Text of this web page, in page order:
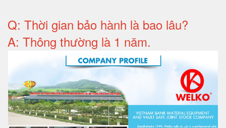
Q: Thời gian bảo hành là bao lâu?
A: Thông thường là 1 năm.